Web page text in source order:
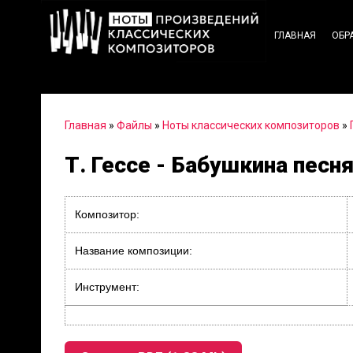
ГЛАВНАЯ
Главная » Файлы » Ноты классических композиторов »
Т. Гессе - Бабушкина
Композитор:
Название композиции:
Инструмент: